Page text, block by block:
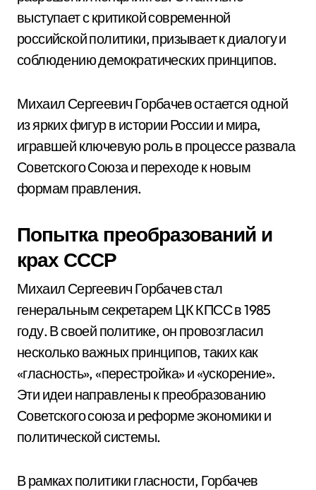
выступает с критикой современной
российской политики, призывает к диалогу и
соблюдению демократических принципов.
Михаил Сергеевич Горбачев остается одной
из ярких фигур в истории России и мира,
игравшей ключевую роль в процессе развала
Советского Союза и переходе к новым
формам правления.
Попытка преобразований и
крах СССР
Михаил Сергеевич Горбачев стал
генеральным секретарем ЦК КПСС в 1985
году. В своей политике, он провозгласил
несколько важных принципов, таких как
«гласность», «перестройка» и «ускорение».
Эти идеи направлены к преобразованию
Советского союза и реформе экономики и
политической системы.
В рамках политики гласности, Горбачев